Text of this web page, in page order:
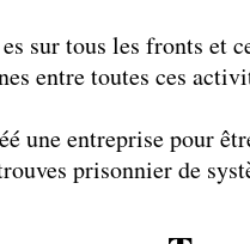
sur tous les fronts et
entre toutes ces
une entreprise pour
prisonnier de